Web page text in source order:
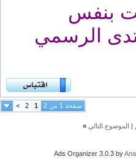
بنفس
الرسمي
صفحة 1 من 2 1
2
>
الموضوع التالي »
Ads Organizer 3.0.3 by